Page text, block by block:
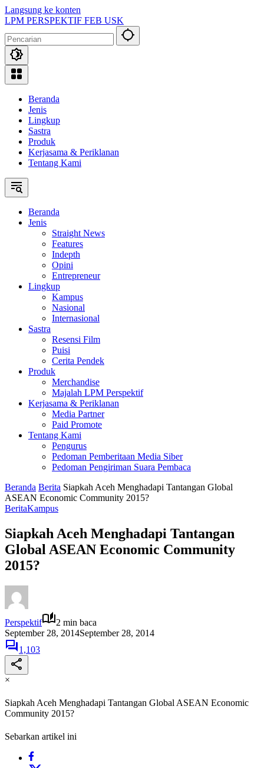
Langsung ke konten
LPM PERSPEKTIF FEB USK
Beranda
Jenis
Lingkup
Sastra
Produk
Kerjasama & Periklanan
Tentang Kami
Beranda
Jenis
Straight News
Features
Indepth
Opini
Entrepreneur
Lingkup
Kampus
Nasional
Internasional
Sastra
Resensi Film
Puisi
Cerita Pendek
Produk
Merchandise
Majalah LPM Perspektif
Kerjasama & Periklanan
Media Partner
Paid Promote
Tentang Kami
Pengurus
Pedoman Pemberitaan Media Siber
Pedoman Pengiriman Suara Pembaca
Beranda Berita Siapkah Aceh Menghadapi Tantangan Global
ASEAN Economic Community 2015?
BeritaKampus
Siapkah Aceh Menghadapi Tantangan
Global ASEAN Economic Community
2015?
Perspektif
2 min baca
September 28, 2014September 28, 2014
1,103
×
Siapkah Aceh Menghadapi Tantangan Global ASEAN Economic
Community 2015?
Sebarkan artikel ini